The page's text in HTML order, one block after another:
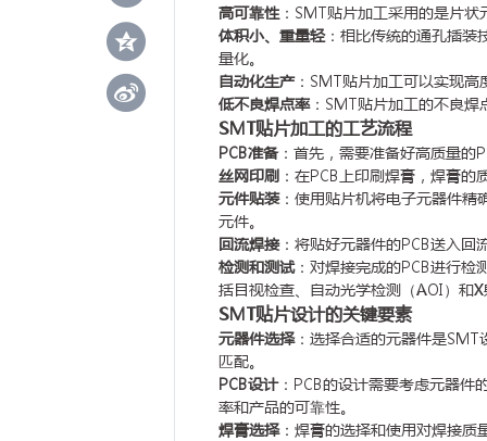
高可靠性：SMT贴片加工采用的是片
体积小、重量轻：相比传统的通孔插装
量化。
自动化生产：SMT贴片加工可以实现高
低不良焊点率：SMT贴片加工的不良焊
SMT贴片加工的工艺流程
PCB准备：首先，需要准备好高质量的
丝网印刷 ：在PCB上印刷焊膏，焊膏
元件贴装：使用贴片机将电子元器件精
元件。
回流焊接：将贴好元器件的PCB送入回
检测和测试：对焊接完成的PCB进行检
括目视检查、自动光学检测（AOI）和
SMT贴片设计的关键要素
元器件选择：选择合适的元器件是SMT
匹配。
PCB设计：PCB的设计需要考虑元器件
率和产品的可靠性。
焊膏选择：焊膏的选择和使用对焊接质